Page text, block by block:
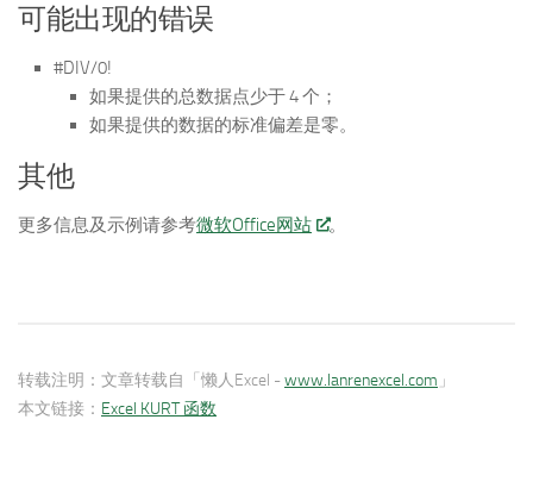
可能出现的错误
#DIV/0!
如果提供的总数据点少于 4 个；
如果提供的数据的标准偏差是零。
其他
更多信息及示例请参考微软Office网站 。
转载注明： 文章转载自「懒人Excel -www.lanrenexcel.com 」
本文链接： Excel KURT 函数